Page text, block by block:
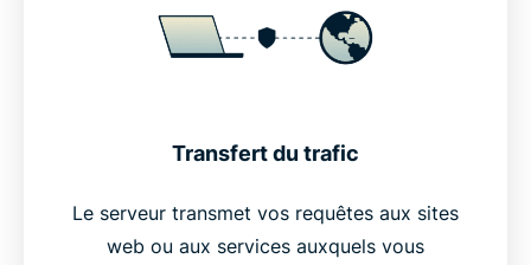
Transfert du trafic
Le serveur transmet vos requêtes aux sites
web ou aux services auxquels vous